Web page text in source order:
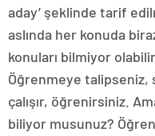
aday’ şeklinde tarif
aslında her konuda
konuları bilmiyor
Öğrenmeye
çalışır, öğrenirsiniz.
biliyor musunuz?